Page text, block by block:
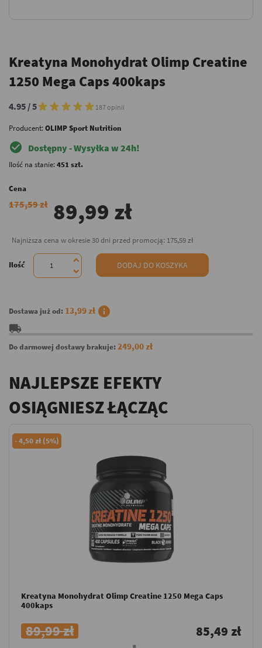
Kreatyna Monohydrat Olimp Creatine
1250 Mega Caps 400kaps
4.95 / 5 187 opinii
Producent:OLIMP Sport Nutrition
check_circle Dostępny - Wysyłka w 24h!
Ilość na stanie:451 szt.
Cena
175,59 zł 89,99 zł
Najniższa cena w okresie 30 dni przed promocją: 175,59 zł
Ilość DODAJ DO KOSZYKA
Dostawa już od: 13,99 zł info
local_shipping
Do darmowej dostawy brakuje:249,00 zł
NAJLEPSZE EFEKTY
OSIĄGNIESZ ŁĄCZĄC
-4,50 zł (5%)
Kreatyna Monohydrat Olimp Creatine 1250 Mega Caps
400kaps
89,99 zł 85,49 zł